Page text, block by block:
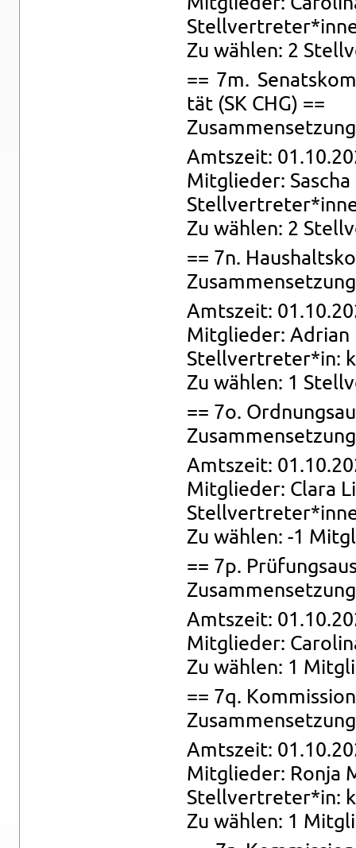
Zu wäh­len: 2
== 7m.
tät (SK CHG) ==
Amts­zeit:
Mit­glie­der:
Zu wäh­len: 2
== 7n.
Amts­zeit:
Mit­glie­der: Adri­an
Stell­ver­tre­ter*in:
Zu wäh­len: 1
== 7o.
Amts­zeit:
Mit­glie­der: Clara
Zu wäh­len: -1
== 7p.
Amts­zeit:
Mit­glie­der:
Zu wäh­len: 1
== 7q.
Amts­zeit:
Mit­glie­der: Ronja
Stell­ver­tre­ter*in:
Zu wäh­len: 1